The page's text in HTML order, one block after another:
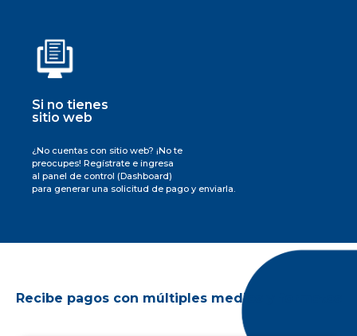
Si no tienes
sitio web
¿No cuentas con sitio web? ¡No te
preocupes! Regístrate e ingresa
al panel de control (Dashboard)
para generar una solicitud de pago y enviarla.
Recibe pagos con múltiples medios y formatos